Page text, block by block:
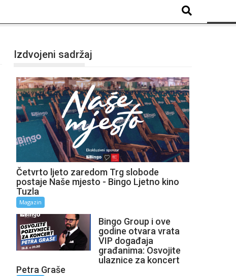
Izdvojeni sadržaj
Četvrto ljeto zaredom Trg slobode
postaje Naše mjesto - Bingo Ljetno kino
Tuzla
Magazin
Bingo Group i ove
godine otvara vrata
VIP događaja
građanima: Osvojite
ulaznice za koncert
Petra Graše